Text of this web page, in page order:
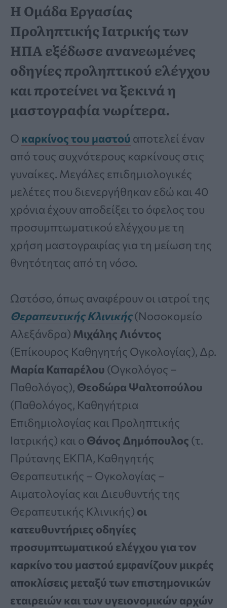
Η Ομάδα Εργασίας
Προληπτικής Ιατρικής των
ΗΠΑ εξέδωσε ανανεωμένες
οδηγίες προληπτικού ελέγχου
και προτείνει να ξεκινά η
μαστογραφία νωρίτερα.
Ο καρκίνος του μαστού αποτελεί έναν
από τους συχνότερους καρκίνους στις
γυναίκες. Μεγάλες επιδημιολογικές
μελέτες που διενεργήθηκαν εδώ και 40
χρόνια έχουν αποδείξει το όφελος του
προσυμπτωματικού ελέγχου με τη
χρήση μαστογραφίας για τη μείωση της
θνητότητας από τη νόσο.
Ωστόσο, όπως αναφέρουν οι ιατροί της
Θεραπευτικής Κλινικής(Νοσοκομείο
Αλεξάνδρα) Μιχάλης Λιόντος
(Επίκουρος Καθηγητής Ογκολογίας), Δρ.
Μαρία Καπαρέλου (Ογκολόγος –
Παθολόγος), Θεοδώρα Ψαλτοπούλου
(Παθολόγος, Καθηγήτρια
Επιδημιολογίας και Προληπτικής
Ιατρικής) και ο Θάνος Δημόπουλος (τ.
Πρύτανης ΕΚΠΑ, Καθηγητής
Θεραπευτικής – Ογκολογίας –
Αιματολογίας και Διευθυντής της
Θεραπευτικής Κλινικής) οι
κατευθυντήριες οδηγίες
προσυμπτωματικού ελέγχου για τον
καρκίνο του μαστού εμφανίζουν μικρές
αποκλίσεις μεταξύ των επιστημονικών
εταιρειών και των υγειονομικών αρχών